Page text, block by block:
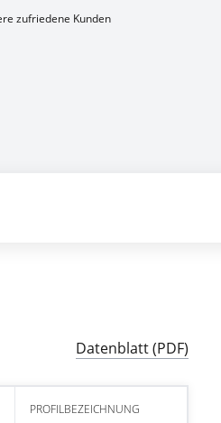
zufriedene Kunden
Datenblatt (PDF)
PROFILBEZEICHNUNG